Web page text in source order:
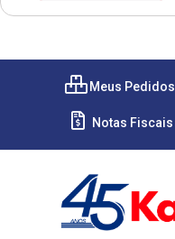
Meus Pedidos
Notas Fiscais